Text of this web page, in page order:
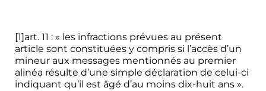
[1] art. 11 : « les infractions prévues au présent
article sont constituées y compris si l’accès d’un
mineur aux messages mentionnés au premier
alinéa résulte d’une simple déclaration de celui-ci
indiquant qu’il est âgé d’au moins dix-huit ans ».